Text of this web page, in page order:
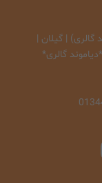
گالری) | گیلان |
گالری*